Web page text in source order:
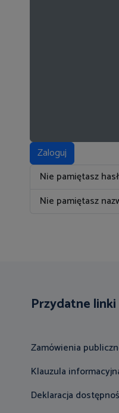
Zaloguj
Nie pamiętasz
Nie pamiętasz
Przydatne linki
Zamówienia
Klauzula
Deklaracja